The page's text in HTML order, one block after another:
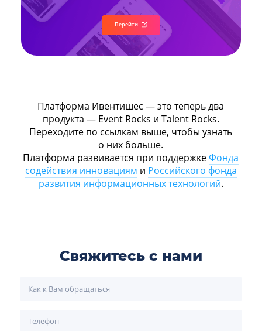
Перейти
Платформа Ивентишес — это теперь два
продукта — Event Rocks и Talent Rocks.
Переходите по ссылкам выше, чтобы узнать
о них больше.
Платформа развивается при поддержкеФонда
содействия инновациям и Российского фонда
развития информационных технологий.
Свяжитесь с нами